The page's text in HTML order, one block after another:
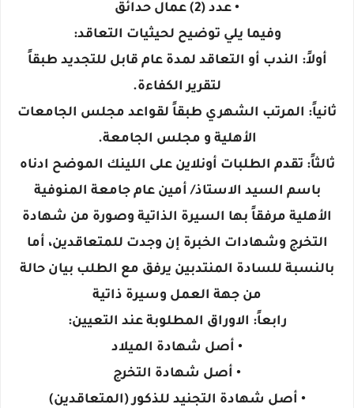
• عدد (2) عمال حدائق
وفيما يلي توضيح لحيثيات التعاقد:
أولاً: الندب أو التعاقد لمدة عام قابل للتجديد طبقاً
لتقرير الكفاءة.
ثانياً: المرتب الشهري طبقاً لقواعد مجلس الجامعات
الأهلية و مجلس الجامعة.
ثالثاً: تقدم الطلبات أونلاين على اللينك الموضح ادناه
باسم السيد الاستاذ/ أمين عام جامعة المنوفية
الأهلية مرفقاً بها السيرة الذاتية وصورة من شهادة
التخرج وشهادات الخبرة إن وجدت للمتعاقدين، أما
بالنسبة للسادة المنتدبين يرفق مع الطلب بيان حالة
من جهة العمل وسيرة ذاتية
رابعاً: الاوراق المطلوبة عند التعيين:
• أصل شهادة الميلاد
• أصل شهادة التخرج
• أصل شهادة التجنيد للذكور (المتعاقدين)